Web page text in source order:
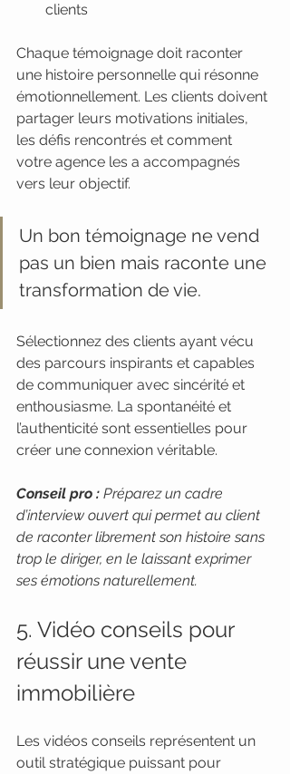
clients
Chaque témoignage doit raconter
une histoire personnelle qui résonne
émotionnellement. Les clients doivent
partager leurs motivations initiales,
les défis rencontrés et comment
votre agence les a accompagnés
vers leur objectif.
Un bon témoignage ne vend
pas un bien mais raconte une
transformation de vie.
Sélectionnez des clients ayant vécu
des parcours inspirants et capables
de communiquer avec sincérité et
enthousiasme. La spontanéité et
l’authenticité sont essentielles pour
créer une connexion véritable.
Conseil pro : Préparez un cadre
d’interview ouvert qui permet au client
de raconter librement son histoire sans
trop le diriger, en le laissant exprimer
ses émotions naturellement.
5. Vidéo conseils pour
réussir une vente
immobilière
Les vidéos conseils représentent un
outil stratégique puissant pour